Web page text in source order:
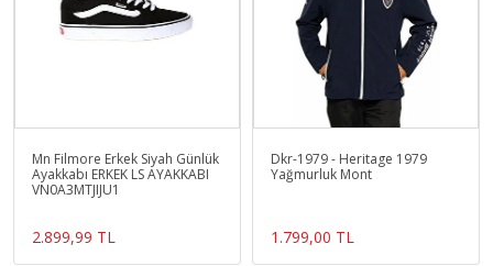
Mn Filmore Erkek Siyah Günlük
Ayakkabı ERKEK LS AYAKKABI
VN0A3MTJIJU1
2.899,99 TL
Dkr-1979 - Heritage 1979
Yağmurluk Mont
1.799,00 TL